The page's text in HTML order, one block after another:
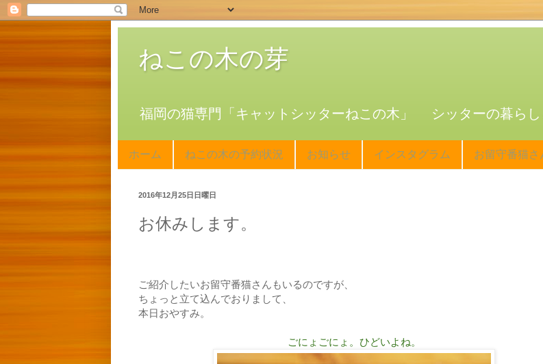
ねこの木の芽
福岡の猫専門「キャットシッターねこの木」 シッターの暮らし
ホーム ねこの木の予約状況 お知らせ インスタグラム お留守番猫さ
2016年12月25日日曜日
お休みします。
ご紹介したいお留守番猫さんもいるのですが、
ちょっと立て込んでおりまして、
本日おやすみ。
ごにょごにょ。ひどいよね。